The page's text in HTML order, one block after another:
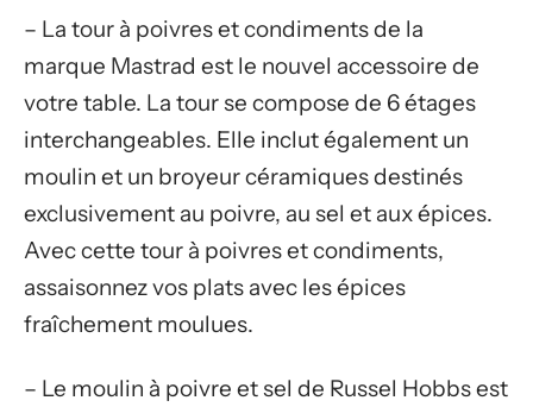
– La tour à poivres et condiments de la
marque Mastrad est le nouvel accessoire de
votre table. La tour se compose de 6 étages
interchangeables. Elle inclut également un
moulin et un broyeur céramiques destinés
exclusivement au poivre, au sel et aux épices.
Avec cette tour à poivres et condiments,
assaisonnez vos plats avec les épices
fraîchement moulues.
– Le moulin à poivre et sel de Russel Hobbs est